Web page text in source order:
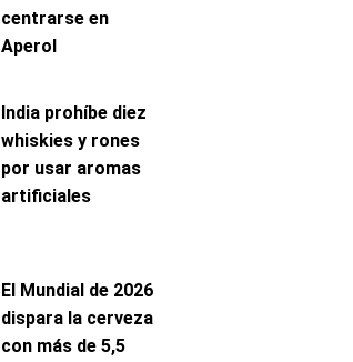
centrarse en
Aperol
India prohíbe diez
whiskies y rones
por usar aromas
artificiales
El Mundial de 2026
dispara la cerveza
con más de 5,5